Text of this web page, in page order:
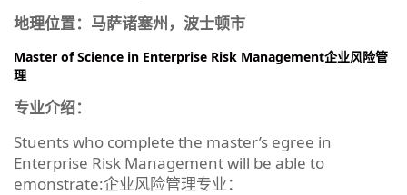
地理位置：马萨诸塞州，波士顿市
Master of Science in Enterprise Risk Management企业风险管
理
专业介绍：
Stuents who complete the master’s egree in
Enterprise Risk Management will be able to
emonstrate:企业风险管理专业：